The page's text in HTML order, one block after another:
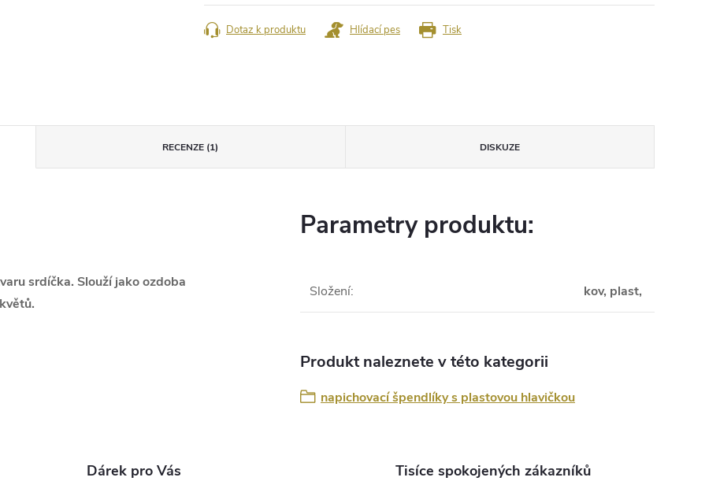
Tisk
Dotaz k produktu Hlídací pes
RECENZE (1) DISKUZE
srdíčka. Slouží jako ozdoba
Parametry produktu:
Složení: kov, plast,
Produkt naleznete v této kategorii
napichovací špendlíky s plastovou hlavičkou
Dárek pro Vás Tisíce spokojených zákazníků